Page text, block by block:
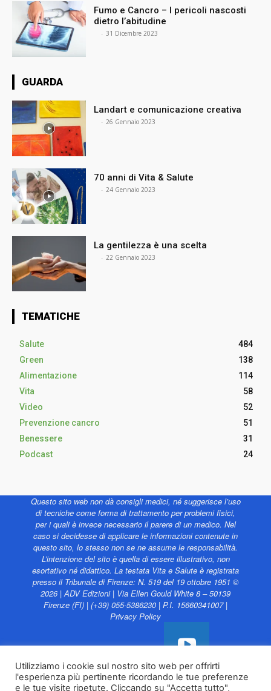
Fumo e Cancro – I pericoli nascosti
dietro l’abitudine
- 31 Dicembre 2023
GUARDA
Landart e comunicazione creativa
- 26 Gennaio 2023
70 anni di Vita & Salute
- 24 Gennaio 2023
La gentilezza è una scelta
- 22 Gennaio 2023
TEMATICHE
Salute
484
Green
138
Alimentazione
114
Vita
58
Video
52
Prevenzione cancro
51
Benessere
31
Podcast
24
Questo sito web non dà consigli medici, né suggerisce l’uso
di tecniche come forma di trattamento per problemi fisici,
per i quali è invece necessario il parere di un medico. Nel
caso si decidesse di applicare le informazioni contenute in
questo sito, lo stesso non se ne assume le responsabilità.
L’intenzione del sito è quella di essere illustrativo, non
esortativo né didattico. La testata Vita e Salute è registrata
presso il Tribunale di Firenze: N. 519 del 19 ottobre 1951 ©
2026 | ADV Edizioni | Via Ellen Gould White 8 – 50139
Firenze (FI) | (+39) 055-5386230 | P.I. 15660341007 |
Privacy Policy
Vita e Salute web è
Utilizziamo i cookie sul nostro sito web per offrirti
l'esperienza più pertinente ricordando le tue preferenze
e le tue visite ripetute. Cliccando su "Accetta tutto",